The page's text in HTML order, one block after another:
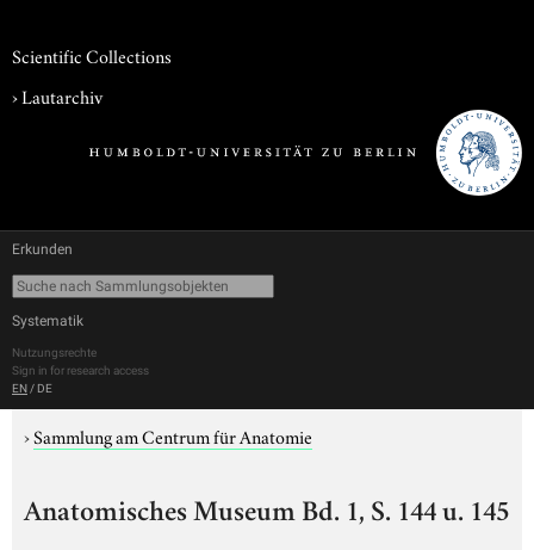
Scientific Collections
›Lautarchiv
Erkunden
Systematik
Nutzungsrechte
Sign in for research access
EN / DE
›Sammlung am Centrum für Anatomie
Anatomisches Museum Bd. 1, S. 144 u. 145